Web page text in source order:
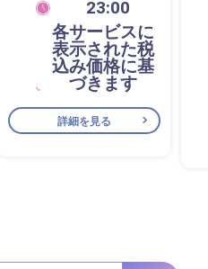
23:00
各サービスに
表示された税
込み価格に基
づきます
詳細を見る